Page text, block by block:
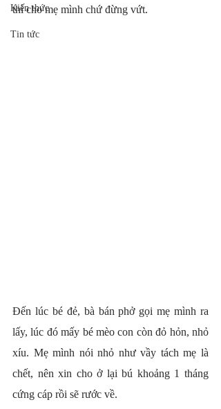
Kiến thức
Tin tức
thì cho mẹ mình chứ đừng vứt.
Đến lúc bé đẻ, bà bán phở gọi mẹ mình ra
lấy, lúc đó mấy bé mèo con còn đỏ hỏn, nhỏ
xíu. Mẹ mình nói nhỏ như vầy tách mẹ là
chết, nên xin cho ở lại bú khoảng 1 tháng
cứng cáp rồi sẽ rước về.